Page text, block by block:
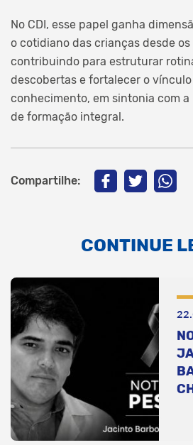
No CDI, esse papel ganha
o cotidiano das crianças desde
contribuindo para estruturar
descobertas e fortalecer o
conhecimento, em sintonia com
de formação integral.
Compartilhe:
CONTINUE